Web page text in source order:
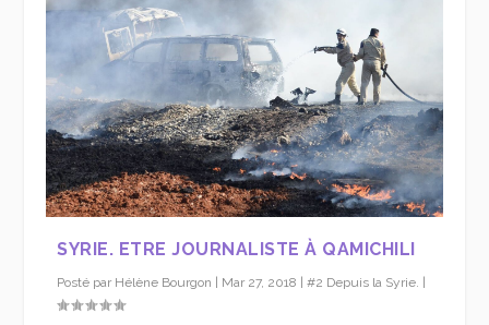
SYRIE. ETRE JOURNALISTE À QAMICHILI
Posté par Hélène Bourgon Mar 27, 2018 |#2 Depuis la Syrie.